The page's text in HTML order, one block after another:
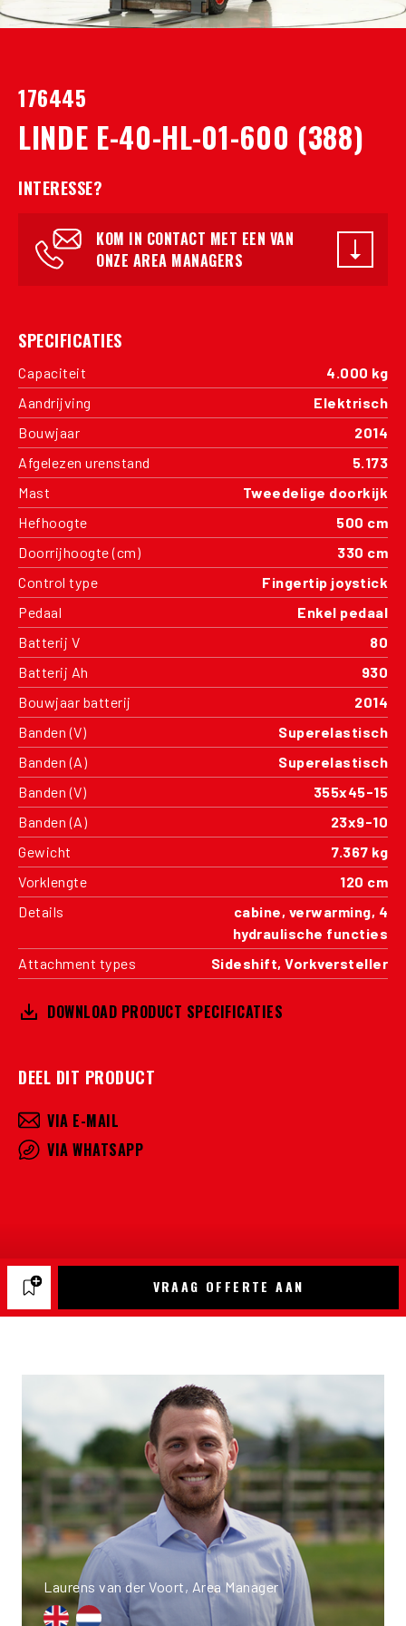
176445
LINDE E-40-HL-01-600 (388)
INTERESSE?
KOM IN CONTACT MET EEN VAN
ONZE AREA MANAGERS
SPECIFICATIES
Capaciteit
4.000 kg
Aandrijving
Elektrisch
Bouwjaar
2014
Afgelezen urenstand
5.173
Mast
Tweedelige doorkijk
Hefhoogte
500 cm
Doorrijhoogte (cm)
330 cm
Control type
Fingertip joystick
Pedaal
Enkel pedaal
Batterij V
80
Batterij Ah
930
Bouwjaar batterij
2014
Banden (V)
Superelastisch
Banden (A)
Superelastisch
Banden (V)
355x45-15
Banden (A)
23x9-10
Gewicht
7.367 kg
Vorklengte
120 cm
Details
cabine, verwarming, 4
hydraulische functies
Attachment types
Sideshift, Vorkversteller
DOWNLOAD PRODUCT SPECIFICATIES
DEEL DIT PRODUCT
VIA E-MAIL
VIA WHATSAPP
VRAAG OFFERTE AAN
Laurens van der Voort, Area Manager